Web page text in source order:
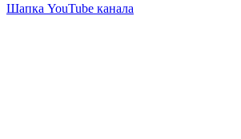
Шапка YouTube канала